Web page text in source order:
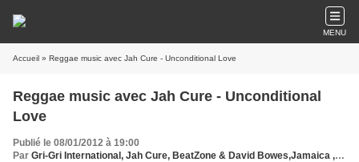
MENU
Accueil » Reggae music avec Jah Cure - Unconditional Love
Reggae music avec Jah Cure - Unconditional
Love
Publié le 08/01/2012 à 19:00
Par Gri-Gri International, Jah Cure, BeatZone & David Bowes,Jamaica , Ma solange Oussou